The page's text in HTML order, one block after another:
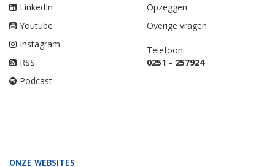
LinkedIn
Youtube
Instagram
RSS
Podcast
Opzeggen
Overige vragen
Telefoon:
0251 - 257924
ONZE WEBSITES